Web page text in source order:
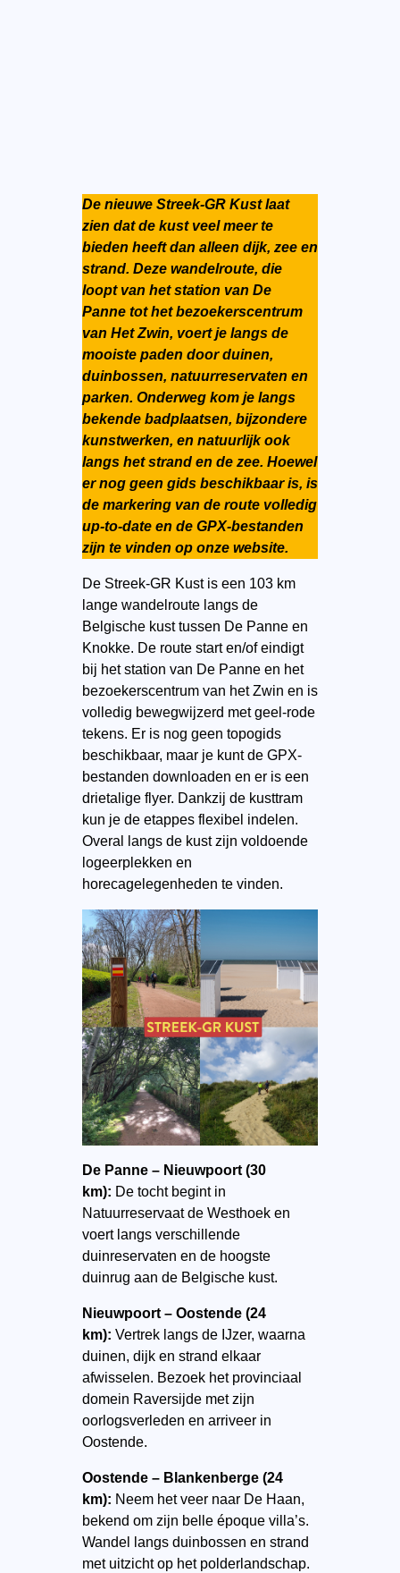
De nieuwe Streek-GR Kust laat
zien dat de kust veel meer te
bieden heeft dan alleen dijk, zee en
strand. Deze wandelroute, die
loopt van het station van De
Panne tot het bezoekerscentrum
van Het Zwin, voert je langs de
mooiste paden door duinen,
duinbossen, natuurreservaten en
parken. Onderweg kom je langs
bekende badplaatsen, bijzondere
kunstwerken, en natuurlijk ook
langs het strand en de zee. Hoewel
er nog geen gids beschikbaar is, is
de markering van de route volledig
up-to-date en de GPX-bestanden
zijn te vinden op onze website.
De Streek-GR Kust is een 103 km
lange wandelroute langs de
Belgische kust tussen De Panne en
Knokke. De route start en/of eindigt
bij het station van De Panne en het
bezoekerscentrum van het Zwin en is
volledig bewegwijzerd met geel-rode
tekens. Er is nog geen topogids
beschikbaar, maar je kunt de GPX-
bestanden downloaden en er is een
drietalige flyer. Dankzij de kusttram
kun je de etappes flexibel indelen.
Overal langs de kust zijn voldoende
logeerplekken en
horecagelegenheden te vinden.
De Panne – Nieuwpoort (30
km): De tocht begint in
Natuurreservaat de Westhoek en
voert langs verschillende
duinreservaten en de hoogste
duinrug aan de Belgische kust.
Nieuwpoort – Oostende (24
km): Vertrek langs de IJzer, waarna
duinen, dijk en strand elkaar
afwisselen. Bezoek het provinciaal
domein Raversijde met zijn
oorlogsverleden en arriveer in
Oostende.
Oostende – Blankenberge (24
km): Neem het veer naar De Haan,
bekend om zijn belle époque villa’s.
Wandel langs duinbossen en strand
met uitzicht op het polderlandschap.